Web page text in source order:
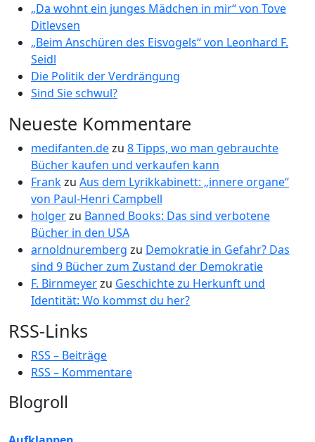
„Da wohnt ein junges Mädchen in mir“ von Tove
Ditlevsen
„Beim Anschüren des Eisvogels“ von Leonhard F.
Seidl
Die Politik der Verdrängung
Sind Sie schwul?
Neueste Kommentare
medifanten.dezu 8 Tipps, wo man gebrauchte
Bücher kaufen und verkaufen kann
Frankzu Aus dem Lyrikkabinett: „innere organe“
von Paul-Henri Campbell
holgerzu Banned Books: Das sind verbotene
Bücher in den USA
arnoldnuremberg zu Demokratie in Gefahr? Das
sind 9 Bücher zum Zustand der Demokratie
F. Birnmeyerzu Geschichte zu Herkunft und
Identität: Wo kommst du her?
RSS-Links
RSS – Beiträge
RSS – Kommentare
Blogroll